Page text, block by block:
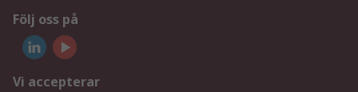
Följ oss på
Vi accepterar